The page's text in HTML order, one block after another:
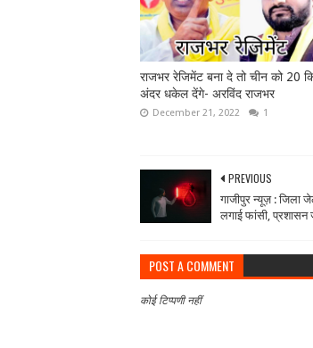
राजभर रेजिमेंट बना दे तो चीन को 20
अंदर धकेल देंगे- अरविंद राजभर
December 21, 2022 1
PREVIOUS
गाजीपुर न्यूज़ : जिला
लगाई फांसी, प्रशासन
POST A COMMENT
कोई टिप्पणी नहीं